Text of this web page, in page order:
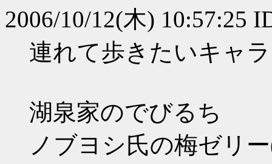
2006/10/12(木) 10:57:25
連れて歩きたいキャ
湖泉家のでびるち
ノブヨシ氏の梅ゼリ